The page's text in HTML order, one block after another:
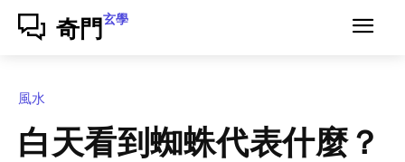
奇門 玄學
風水
白天看到蜘蛛代表什麼？